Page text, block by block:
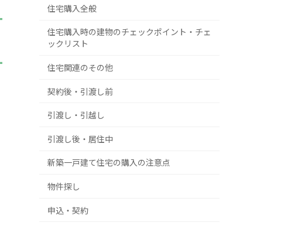
住宅購入全般
住宅購入時の建物のチェックポイント・チェ
ックリスト
住宅関連のその他
契約後・引渡し前
引渡し・引越し
引渡し後・居住中
新築一戸建て住宅の購入の注意点
物件探し
申込・契約